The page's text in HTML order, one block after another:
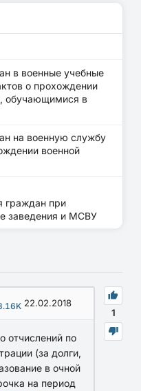
в военные учебные
о прохождении
обучающимися в
на военную службу
военной
при
заведения и МСВУ
1
22.02.2018
отчислений по
(за долги,
в очной
на период